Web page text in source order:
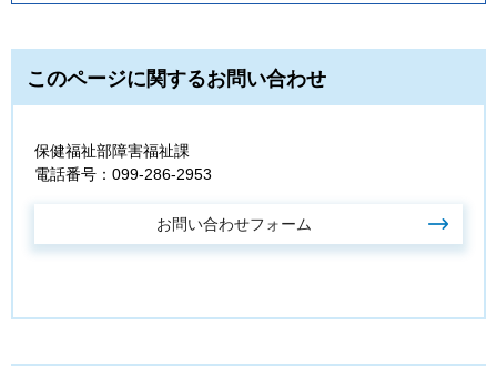
このページに関するお問い合わせ
保健福祉部障害福祉課
電話番号：099-286-2953